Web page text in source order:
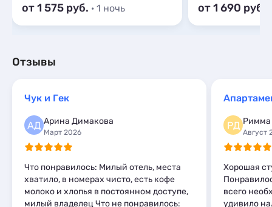
от 1 575 · 1 ночь от 1 690
Отзывы
Чук и Гек
АД Арина Димакова
Март 2026
Что понравилось: Милый отель, места
хватило, в номерах чисто, есть кофе
молоко и хлопья в постоянном доступе,
милый владелец Что не понравилось:
РД Римма
Август
Хорошая
всего
удивило